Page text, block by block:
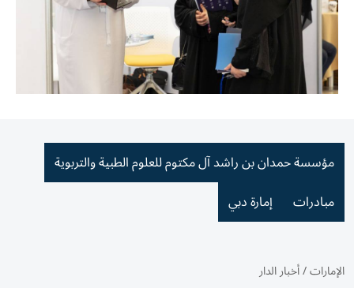
مؤسسة حمدان بن راشد آل مكتوم للعلوم الطبية والتربوية
مبادرات
إمارة دبي
الإمارات/أخبار الدار